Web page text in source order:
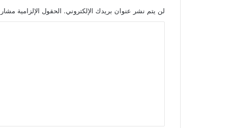
لن يتم نشر عنوان بريدك الإلكتروني. الحقول الإلزامية مشار